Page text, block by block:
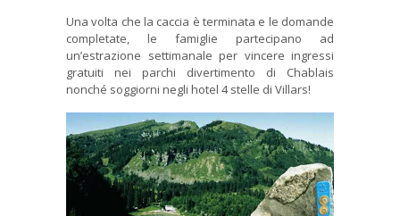
Una volta che la caccia è terminata e le domande
completate, le famiglie partecipano ad
un’estrazione settimanale per vincere ingressi
gratuiti nei parchi divertimento di Chablais
nonché soggiorni negli hotel 4 stelle di Villars!